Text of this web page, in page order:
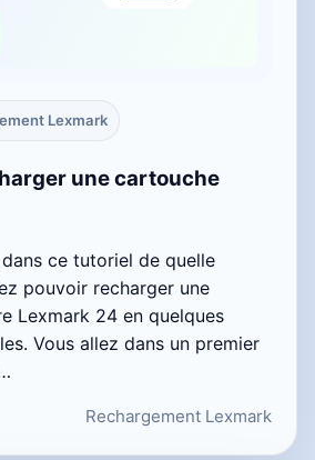
Lexmark
une cartouche
ce tutoriel de quelle
pouvoir recharger une
Lexmark 24 en quelques
Vous allez dans un premier
Rechargement Lexmark